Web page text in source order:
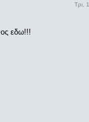
Τρι,
εδω!!!